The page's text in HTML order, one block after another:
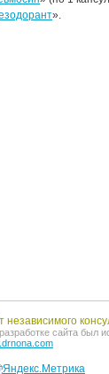
».
независимого
сайта был